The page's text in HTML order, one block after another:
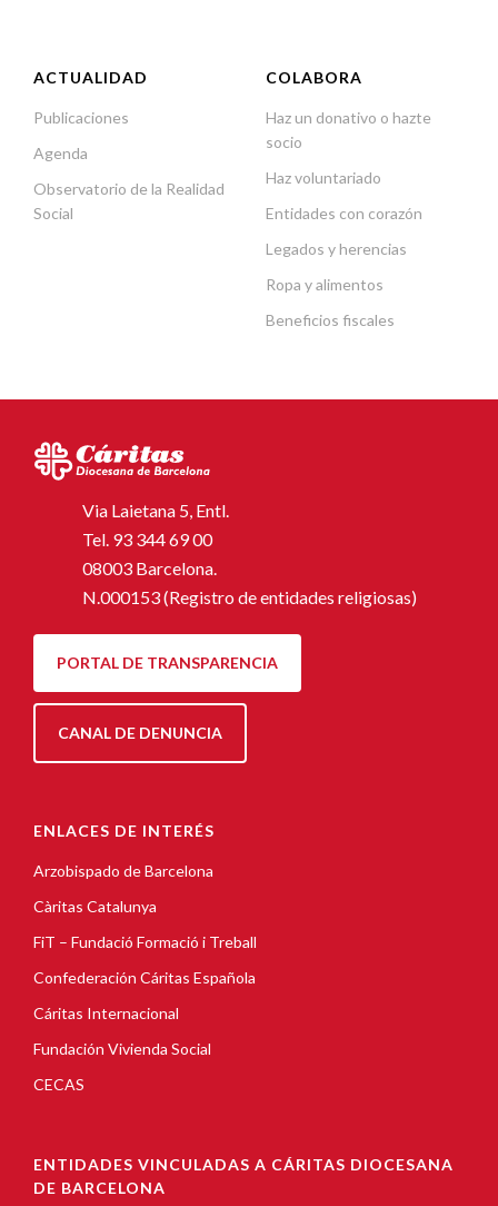
ACTUALIDAD
Publicaciones
Agenda
Observatorio de la Realidad
Social
COLABORA
Haz un donativo o hazte
socio
Haz voluntariado
Entidades con corazón
Legados y herencias
Ropa y alimentos
Beneficios fiscales
Via Laietana 5, Entl.
Tel. 93 344 69 00
08003 Barcelona.
N.000153 (Registro de entidades religiosas)
PORTAL DE TRANSPARENCIA
CANAL DE DENUNCIA
ENLACES DE INTERÉS
Arzobispado de Barcelona
Càritas Catalunya
FiT – Fundació Formació i Treball
Confederación Cáritas Española
Cáritas Internacional
Fundación Vivienda Social
CECAS
ENTIDADES VINCULADAS A CÁRITAS DIOCESANA
DE BARCELONA